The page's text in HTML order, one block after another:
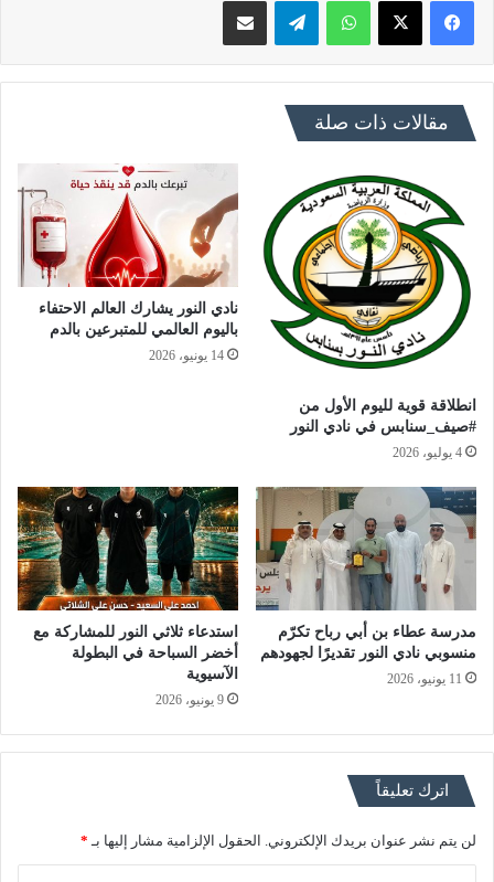
مقالات ذات صلة
انطلاقة قوية لليوم الأول من
#صيف_سنابس في نادي النور
4 يوليو، 2026
نادي النور يشارك العالم الاحتفاء
باليوم العالمي للمتبرعين بالدم
14 يونيو، 2026
مدرسة عطاء بن أبي رباح تكرّم
منسوبي نادي النور تقديرًا لجهودهم
11 يونيو، 2026
استدعاء ثلاثي النور للمشاركة مع
أخضر السباحة في البطولة
الآسيوية
9 يونيو، 2026
اترك تعليقاً
لن يتم نشر عنوان بريدك الإلكتروني. الحقول الإلزامية مشار إليها بـ *